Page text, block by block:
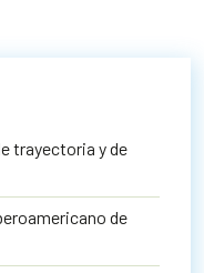
trayectoria y de
de